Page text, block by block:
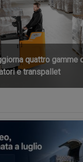
quattro gamme
e transpallet